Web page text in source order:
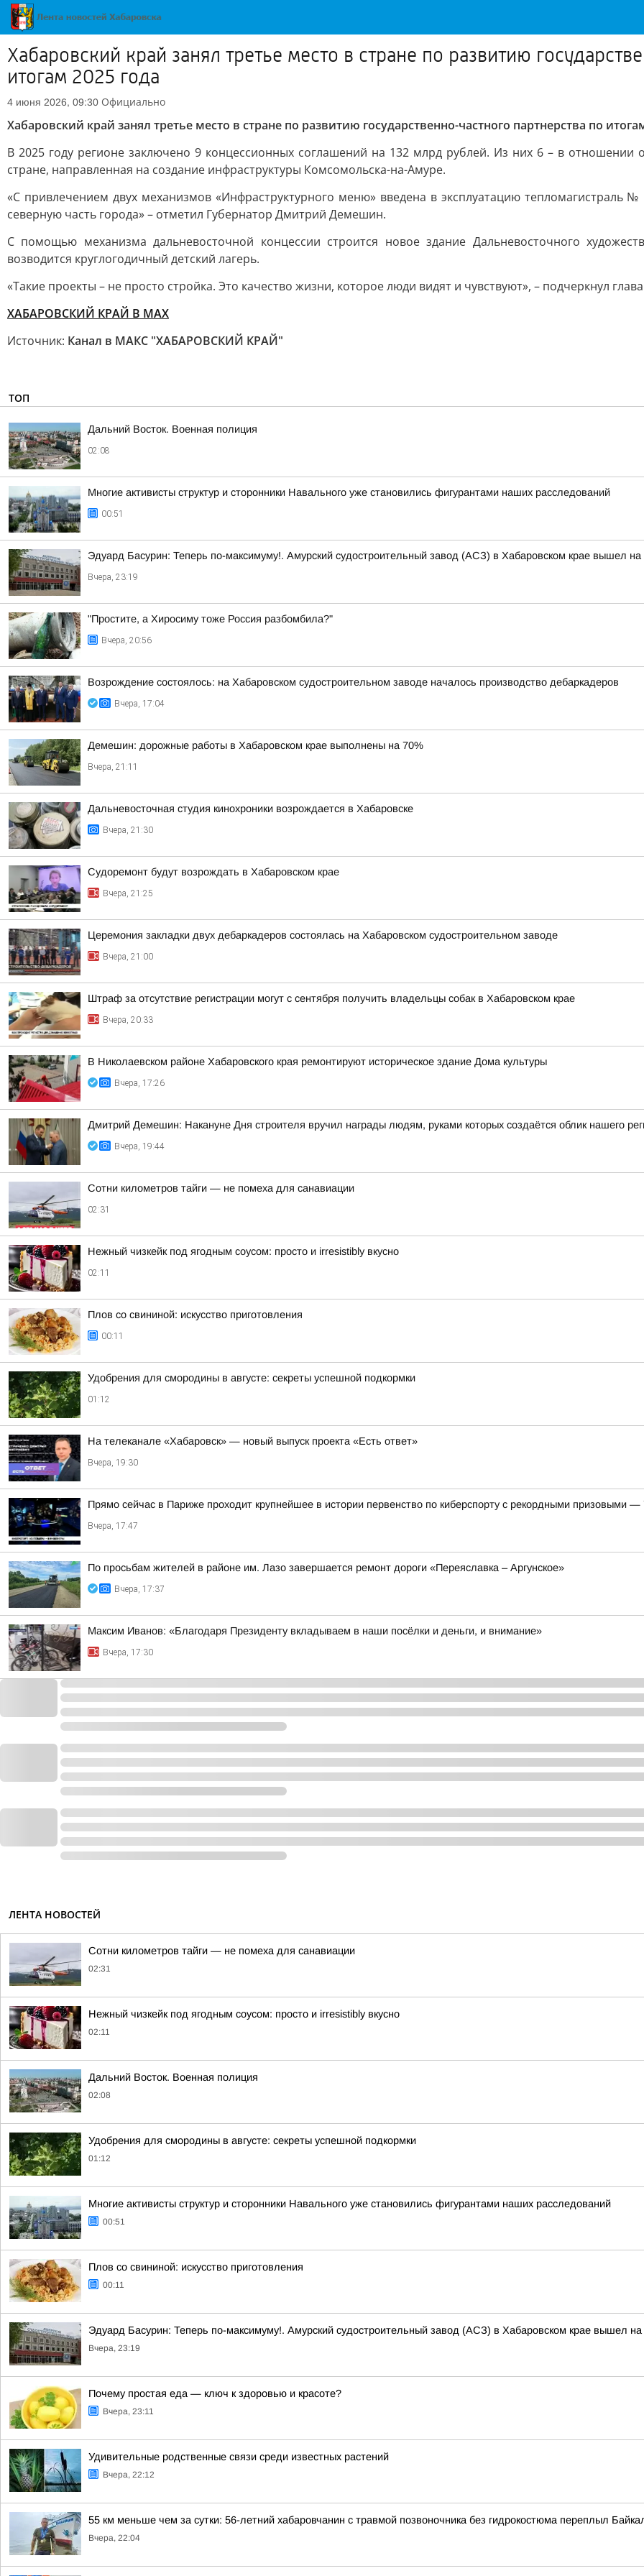
Хабаровский край занял третье место в стране по развитию
итогам 2025 года
4 июня 2026, 09:30 Официально
Хабаровский край занял третье место в стране по развитию государственно-частного партнерства по
В 2025 году регионе заключено 9 концессионных соглашений на 132 млрд рублей. Из них 6 – в отношении
стране, направленная на создание инфраструктуры Комсомольска-на-Амуре.
«С привлечением двух механизмов «Инфраструктурного меню» введена в эксплуатацию тепломагистраль №
северную часть города» – отметил Губернатор Дмитрий Демешин.
С помощью механизма дальневосточной концессии строится новое здание Дальневосточного
возводится круглогодичный детский лагерь.
«Такие проекты – не просто стройка. Это качество жизни, которое люди видят и чувствуют», – подчеркнул
ХАБАРОВСКИЙ КРАЙ В МАХ
Источник: Канал в МАКС "ХАБАРОВСКИЙ КРАЙ"
ТОП
Дальний Восток. Военная полиция
02:08
Многие активисты структур и сторонники Навального уже становились фигурантами наших расследований
00:51
Эдуард Басурин: Теперь по-максимуму!. Амурский судостроительный завод (АСЗ) в Хабаровском крае вышел на
Вчера, 23:19
"Простите, а Хиросиму тоже Россия разбомбила?"
Вчера, 20:56
Возрождение состоялось: на Хабаровском судостроительном заводе началось производство дебаркадеров
Вчера, 17:04
Демешин: дорожные работы в Хабаровском крае выполнены на 70%
Вчера, 21:11
Дальневосточная студия кинохроники возрождается в Хабаровске
Вчера, 21:30
Судоремонт будут возрождать в Хабаровском крае
Вчера, 21:25
Церемония закладки двух дебаркадеров состоялась на Хабаровском судостроительном заводе
Вчера, 21:00
Штраф за отсутствие регистрации могут с сентября получить владельцы собак в Хабаровском крае
Вчера, 20:33
В Николаевском районе Хабаровского края ремонтируют историческое здание Дома культуры
Вчера, 17:26
Дмитрий Демешин: Накануне Дня строителя вручил награды людям, руками которых создаётся облик нашего
Вчера, 19:44
Сотни километров тайги — не помеха для санавиации
02:31
Нежный чизкейк под ягодным соусом: просто и irresistibly вкусно
02:11
Плов со свининой: искусство приготовления
00:11
Удобрения для смородины в августе: секреты успешной подкормки
01:12
На телеканале «Хабаровск» — новый выпуск проекта «Есть ответ»
Вчера, 19:30
Прямо сейчас в Париже проходит крупнейшее в истории первенство по киберспорту с рекордными призовыми
Вчера, 17:47
По просьбам жителей в районе им. Лазо завершается ремонт дороги «Переяславка – Аргунское»
Вчера, 17:37
Максим Иванов: «Благодаря Президенту вкладываем в наши посёлки и деньги, и внимание»
Вчера, 17:30
ЛЕНТА НОВОСТЕЙ
Сотни километров тайги — не помеха для санавиации
02:31
Нежный чизкейк под ягодным соусом: просто и irresistibly вкусно
02:11
Дальний Восток. Военная полиция
02:08
Удобрения для смородины в августе: секреты успешной подкормки
01:12
Многие активисты структур и сторонники Навального уже становились фигурантами наших расследований
00:51
Плов со свининой: искусство приготовления
00:11
Эдуард Басурин: Теперь по-максимуму!. Амурский судостроительный завод (АСЗ) в Хабаровском крае вышел на
Вчера, 23:19
Почему простая еда — ключ к здоровью и красоте?
Вчера, 23:11
Удивительные родственные связи среди известных растений
Вчера, 22:12
55 км меньше чем за сутки: 56-летний хабаровчанин с травмой позвоночника без гидрокостюма переплыл
Вчера, 22:04